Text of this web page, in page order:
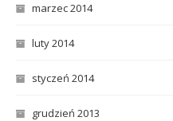
marzec 2014
luty 2014
styczeń 2014
grudzień 2013